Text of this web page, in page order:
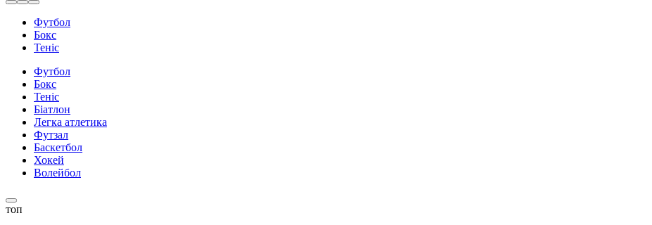
Футбол
Бокс
Теніс
Футбол
Бокс
Теніс
Біатлон
Легка атлетика
Футзал
Баскетбол
Хокей
Волейбол
топ